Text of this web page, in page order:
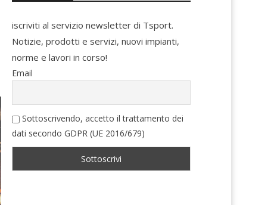
iscriviti al servizio newsletter di Tsport.
Notizie, prodotti e servizi, nuovi impianti,
norme e lavori in corso!
Email
Sottoscrivendo, accetto il trattamento dei
dati secondo GDPR (UE 2016/679)